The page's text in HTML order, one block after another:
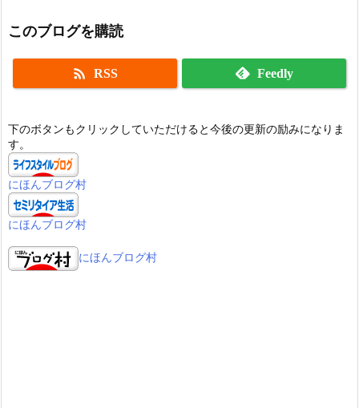
このブログを購読
 RSS Feedly
下のボタンもクリックしていただけると今後の更新の励みになりま
す。
にほんブログ村
にほんブログ村
にほんブログ村